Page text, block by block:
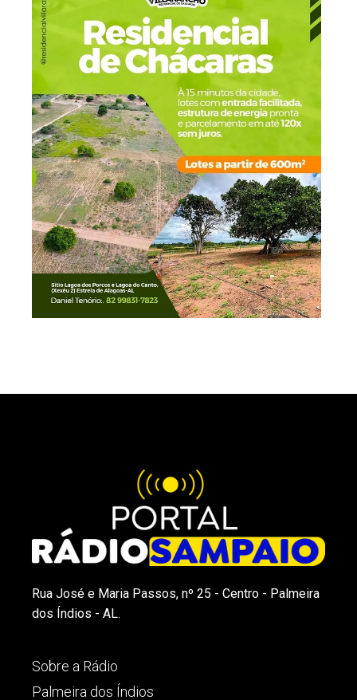
Rua José e Maria Passos, nº 25 - Centro - Palmeira
dos Índios - AL.
Sobre a Rádio
Palmeira dos Índios